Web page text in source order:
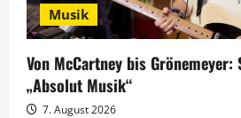
Musik
Von McCartney bis Grönemeyer:
„Absolut Musik“
7. August 2026